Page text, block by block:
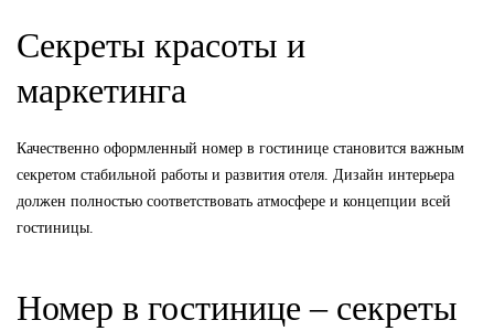
Секреты красоты и
маркетинга
Качественно оформленный номер в гостинице становится важным
секретом стабильной работы и развития отеля. Дизайн интерьера
должен полностью соответствовать атмосфере и концепции всей
гостиницы.
Номер в гостинице – секреты